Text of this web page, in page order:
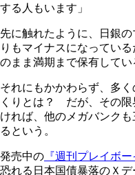
する人もいます」
先に触れたように、日銀
りもマイナスになってい
のまま満期まで保有してい
それにもかかわらず、多
くりとは？ だが、その限
ければ、他のメガバンク
るという。
発売中の 『週刊プレイボ
恐れる日本国債暴落のＸ